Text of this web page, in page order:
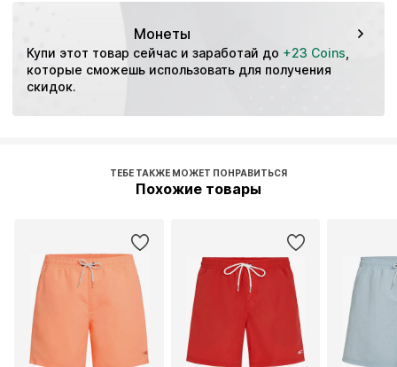
или после использования). Использование
переработанных материалов позволяет снизить
потребность в сырье, избежать лишних отходов и
сохранить природные ресурсы.
Монеты
Купи этот товар сейчас и заработай до +23 Coins
которые сможешь использовать для получения
скидок.
ТЕБЕ ТАКЖЕ МОЖЕТ ПОНРАВИТЬСЯ
Похожие товары